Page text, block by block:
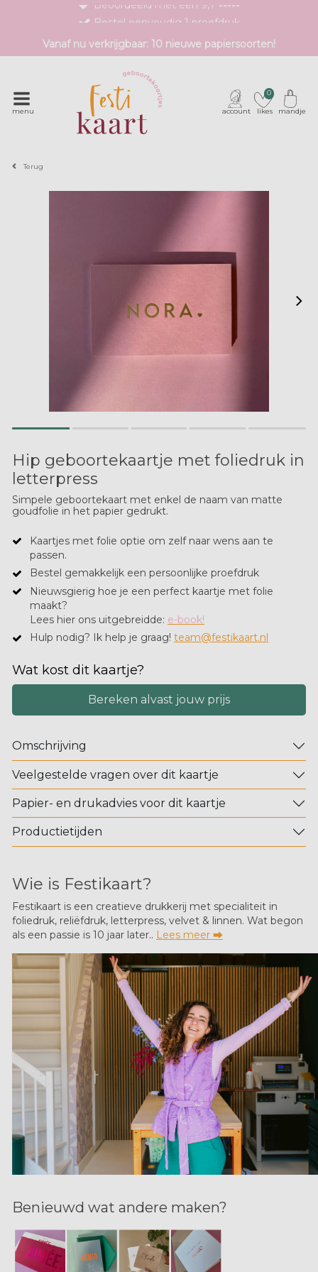
Bestel eenvoudig 1 proefdruk
Vanaf nu verkrijgbaar: 10 nieuwe papiersoorten!
menu account likes
0
mandje
Terug
Hip geboortekaartje met foliedruk in
letterpress
Simpele geboortekaart met enkel de naam van matte
goudfolie in het papier gedrukt.
Kaartjes met folie optie om zelf naar wens aan te
passen.
Bestel gemakkelijk een persoonlijke proefdruk
Nieuwsgierig hoe je een perfect kaartje met folie
maakt?
Lees hier ons uitgebreidde: e-book!
Hulp nodig? Ik help je graag! team@festikaart.nl
Wat kost dit kaartje?
Bereken alvast jouw prijs
Omschrijving
Veelgestelde vragen over dit kaartje
Papier- en drukadvies voor dit kaartje
Productietijden
Wie is Festikaart?
Festikaart is een creatieve drukkerij met specialiteit in
foliedruk, reliëfdruk, letterpress, velvet & linnen. Wat begon
als een passie is 10 jaar later.. Lees meer ⮕
Benieuwd wat andere maken?